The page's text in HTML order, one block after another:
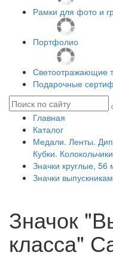
Рамки для фото и
Портфолио
Светоотражающие
Подарочные
Главная
Каталог
Медали. Ленты.
Кубки.
Значки круглые, 56
Значки
Значок
класса"